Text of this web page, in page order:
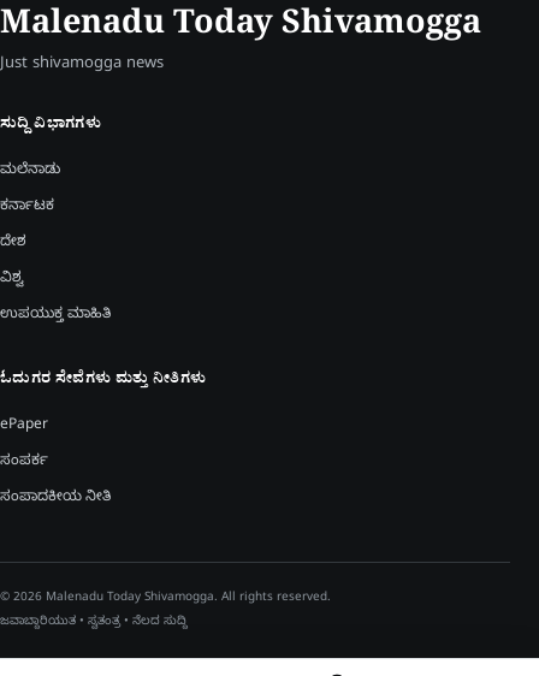
Malenadu Today Shivamogga
Just shivamogga news
ಸುದ್ದಿ ವಿಭಾಗಗಳು
ಮಲೆನಾಡು
ಕರ್ನಾಟಕ
ದೇಶ
ವಿಶ್ವ
ಉಪಯುಕ್ತ ಮಾಹಿತಿ
ಓದುಗರ ಸೇವೆಗಳು ಮತ್ತು ನೀತಿಗಳು
ePaper
ಸಂಪರ್ಕ
ಸಂಪಾದಕೀಯ ನೀತಿ
© 2026 Malenadu Today Shivamogga. All rights reserved.
ಜವಾಬ್ದಾರಿಯುತ • ಸ್ವತಂತ್ರ • ನೆಲದ ಸುದ್ದಿ